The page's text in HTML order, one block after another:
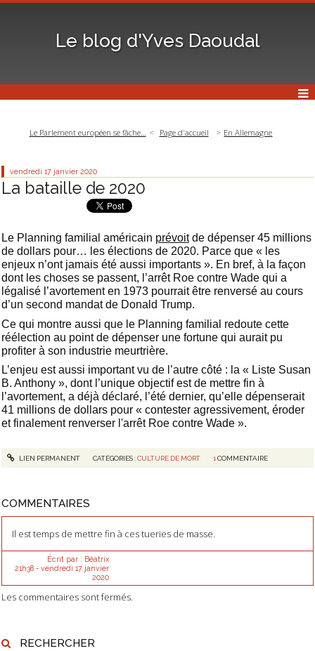
Le blog d'Yves Daoudal
RECHERCHER
Le Parlement européen se fâche… Page d'accueil En Allemagne
vendredi 17 janvier 2020
La bataille de 2020
Le Planning familial américain prévoitde dépenser 45 millions
de dollars pour… les élections de 2020. Parce que « les
enjeux n’ont jamais été aussi importants ». En bref, à la façon
dont les choses se passent, l’arrêt Roe contre Wade qui a
légalisé l’avortement en 1973 pourrait être renversé au cours
d’un second mandat de Donald Trump.
Ce qui montre aussi que le Planning familial redoute cette
réélection au point de dépenser une fortune qui aurait pu
profiter à son industrie meurtrière.
L’enjeu est aussi important vu de l’autre côté : la « Liste Susan
B. Anthony », dont l’unique objectif est de mettre fin à
l’avortement, a déjà déclaré, l’été dernier, qu’elle dépenserait
41 millions de dollars pour « contester agressivement, éroder
et finalement renverser l'arrêt Roe contre Wade ».
LIEN PERMANENT CATÉGORIES :CULTURE DE MORT 1COMMENTAIRE
COMMENTAIRES
Il est temps de mettre fin à ces tueries de masse.
Écrit par : Béatrix
21h38- vendredi 17 janvier
2020
Les commentaires sont fermés.